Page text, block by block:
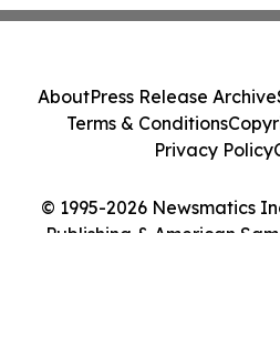
© 1995-2026 Newsmatics
Publishing & American
AboutPress Release Archive
Terms & Conditions
Privacy Policy